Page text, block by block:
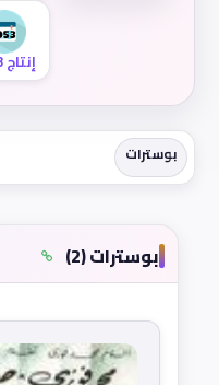
إنتاج 1953
بوسترات
بوسترات (2)